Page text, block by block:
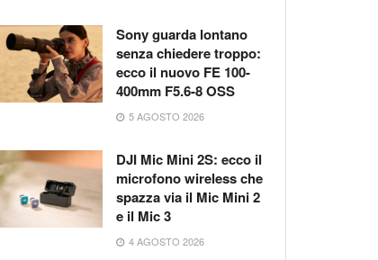
Sony guarda lontano
senza chiedere troppo:
ecco il nuovo FE 100-
400mm F5.6-8 OSS
5 AGOSTO 2026
DJI Mic Mini 2S: ecco il
microfono wireless che
spazza via il Mic Mini 2
e il Mic 3
4 AGOSTO 2026